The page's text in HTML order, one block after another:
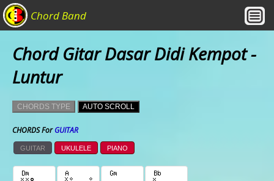
Chord Band
Chord Gitar Dasar Didi Kempot -
Luntur
CHORDS TYPE AUTO SCROLL
CHORDS ForGUITAR
GUITAR UKULELE PIANO